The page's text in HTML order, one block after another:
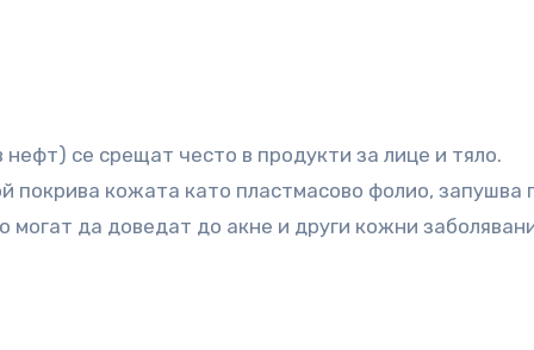
се срещат често в продукти за лице и тяло.
покрива кожата като пластмасово фолио, запушва
могат да доведат до акне и други кожни